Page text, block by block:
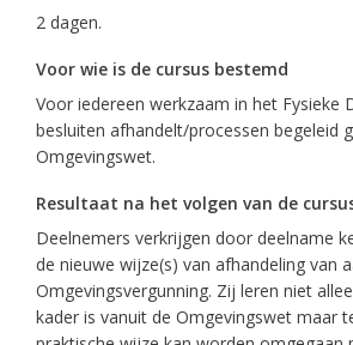
2 dagen.
Voor wie is de cursus bestemd
Voor iedereen werkzaam in het Fysieke
besluiten afhandelt/processen begeleid
Omgevingswet.
Resultaat na het volgen van de
Deelnemers verkrijgen door deelname
de nieuwe wijze(s) van afhandeling van
Omgevingsvergunning. Zij leren niet
kader is vanuit de Omgevingswet maar